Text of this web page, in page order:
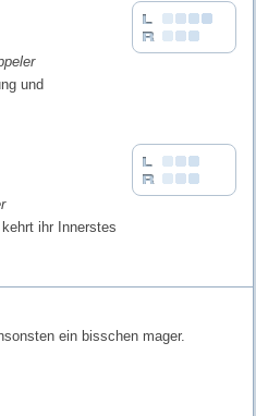
und
ihr Innerstes
ein bisschen mager.